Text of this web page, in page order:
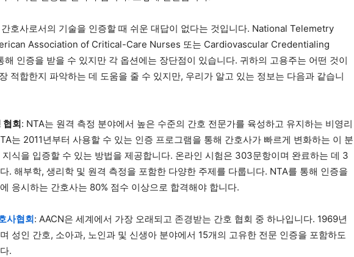
호사로서의 기술을 인증할 때 쉬운 대답이 없다는 것입니다. National Telemetry
Association of Critical-Care Nurses 또는 Cardiovascular Credentialing
인증을 받을 수 있지만 각 옵션에는 장단점이 있습니다. 귀하의 고용주는 어떤 것이
적합한지 파악하는 데 도움을 줄 수 있지만, 우리가 알고 있는 정보는 다음과 같습니
협회: NTA는 원격 측정 분야에서 높은 수준의 간호 전문가를 육성하고 유지하는 비영리
는 2011년부터 사용할 수 있는 인증 프로그램을 통해 간호사가 빠르게 변화하는 이 분
지식을 입증할 수 있는 방법을 제공합니다. 온라인 시험은 303문항이며 완료하는 데 3
. 해부학, 생리학 및 원격 측정을 포함한 다양한 주제를 다룹니다. NTA를 통해 인증을
응시하는 간호사는 80% 점수 이상으로 합격해야 합니다.
사협회: AACN은 세계에서 가장 오래되고 존경받는 간호 협회 중 하나입니다. 1969년
성인 간호, 소아과, 노인과 및 신생아 분야에서 15개의 고유한 전문 인증을 포함하도
.